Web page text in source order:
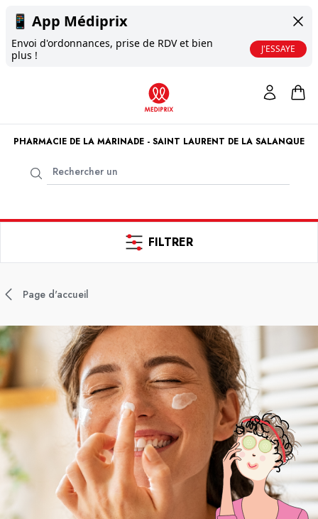
📱 App Médiprix
Envoi d'ordonnances, prise de RDV et bien
plus !
J'ESSAYE
PHARMACIE DE LA MARINADE - SAINT LAURENT DE LA SALANQUE
FILTRER
Page d'accueil